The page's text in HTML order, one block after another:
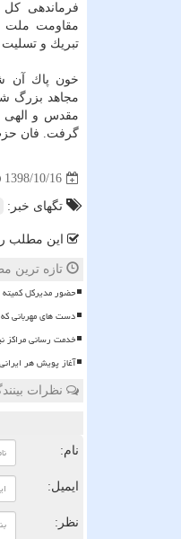
فرماندهی
مقاومت ملت
تبریك و
خون پاك آن
مجاهد بزرگ
مقدس و الهی
گرفت. فان حزب
1398/10/16
تگهای خبر:
این مطلب
تازه ترین
حضور مدیرکل کمیته
دست های مهربانی
خدمت رسانی مراکز
آغاز پویش هر
نظرات
نام:
ایمیل:
نظر: